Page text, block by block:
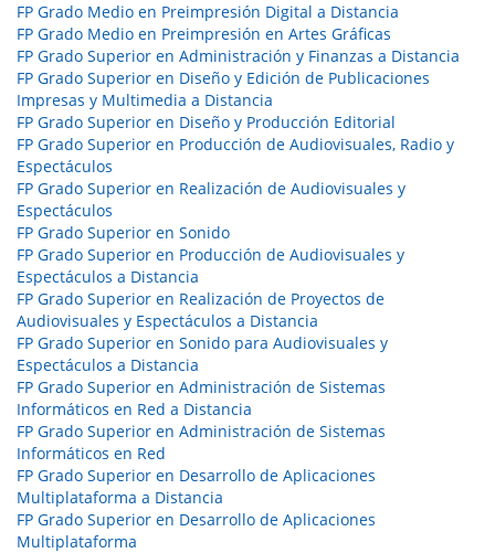
FP Grado Medio en Preimpresión Digital a Distancia
FP Grado Medio en Preimpresión en Artes Gráficas
FP Grado Superior en Administración y Finanzas a Distancia
FP Grado Superior en Diseño y Edición de Publicaciones
Impresas y Multimedia a Distancia
FP Grado Superior en Diseño y Producción Editorial
FP Grado Superior en Producción de Audiovisuales, Radio y
Espectáculos
FP Grado Superior en Realización de Audiovisuales y
Espectáculos
FP Grado Superior en Sonido
FP Grado Superior en Producción de Audiovisuales y
Espectáculos a Distancia
FP Grado Superior en Realización de Proyectos de
Audiovisuales y Espectáculos a Distancia
FP Grado Superior en Sonido para Audiovisuales y
Espectáculos a Distancia
FP Grado Superior en Administración de Sistemas
Informáticos en Red a Distancia
FP Grado Superior en Administración de Sistemas
Informáticos en Red
FP Grado Superior en Desarrollo de Aplicaciones
Multiplataforma a Distancia
FP Grado Superior en Desarrollo de Aplicaciones
Multiplataforma